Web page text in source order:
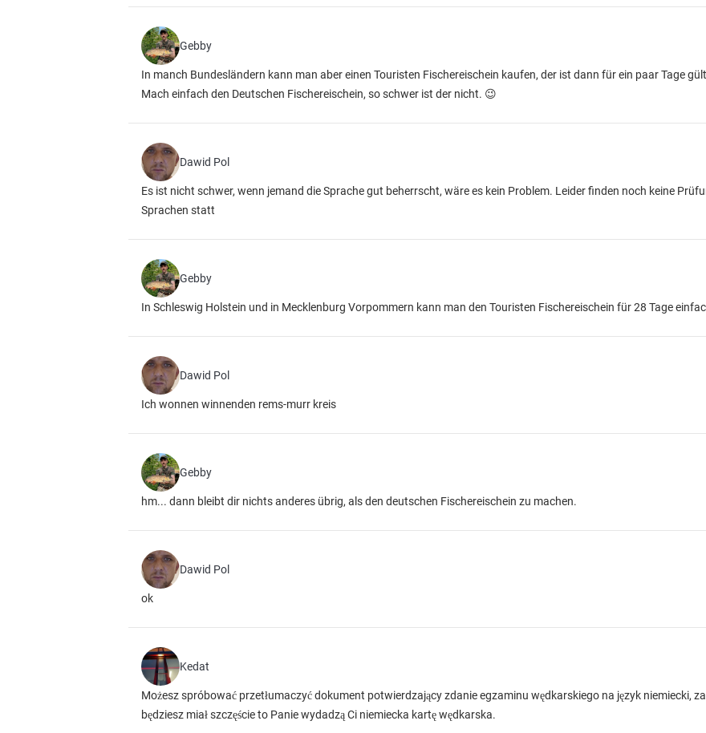
Gebby
In manch Bundesländern kann man aber einen Touristen Fischereischein kaufen, der ist dann für ein paar Tage
Mach einfach den Deutschen Fischereischein, so schwer ist der nicht. 😉
Dawid Pol
Es ist nicht schwer, wenn jemand die Sprache gut beherrscht, wäre es kein Problem. Leider finden noch keine
Sprachen statt
Gebby
In Schleswig Holstein und in Mecklenburg Vorpommern kann man den Touristen Fischereischein für 28 Tage
Dawid Pol
Ich wonnen winnenden rems-murr kreis
Gebby
hm... dann bleibt dir nichts anderes übrig, als den deutschen Fischereischein zu machen.
Dawid Pol
ok
Kedat
Możesz spróbować przetłumaczyć dokument potwierdzający zdanie egzaminu wędkarskiego na język niemiecki,
będziesz miał szczęście to Panie wydadzą Ci niemiecka kartę wędkarska.